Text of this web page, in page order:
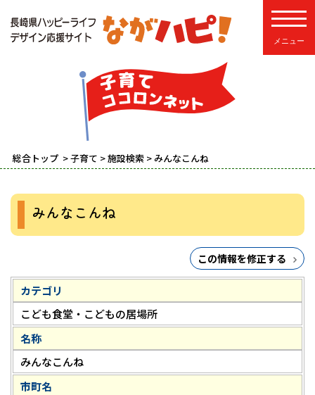
総合トップ >子育て >施設検索 > みんなこんね
みんなこんね
この情報を修正する
カテゴリ
こども食堂・こどもの居場所
名称
みんなこんね
市町名